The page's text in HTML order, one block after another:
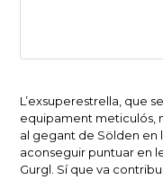
L’exsuperestrella, que
equipament meticulós,
al gegant de Sölden en
aconseguir puntuar en
Gurgl. Sí que va